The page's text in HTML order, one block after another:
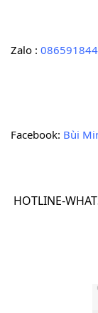
Zalo :
Facebook: Bùi
HOTLINE-